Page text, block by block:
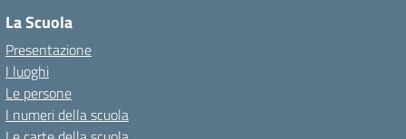
La Scuola
Presentazione
I luoghi
Le persone
I numeri della scuola